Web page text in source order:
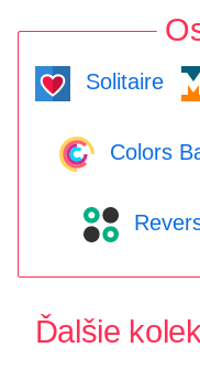
Solitaire
Colors
Ďalšie